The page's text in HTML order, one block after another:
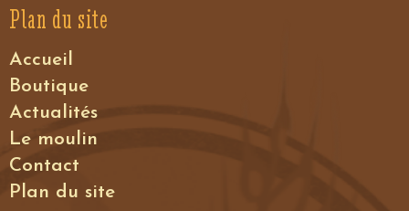
Plan du site
Accueil
Boutique
Actualités
Le moulin
Contact
Plan du site